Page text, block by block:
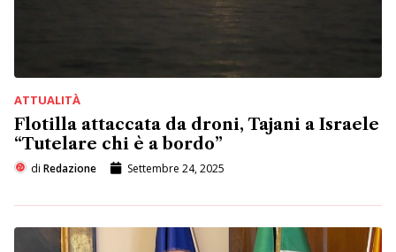
ATTUALITÀ
Flotilla attaccata da droni, Tajani a Israele
“Tutelare chi è a bordo”
di Redazione Settembre 24, 2025